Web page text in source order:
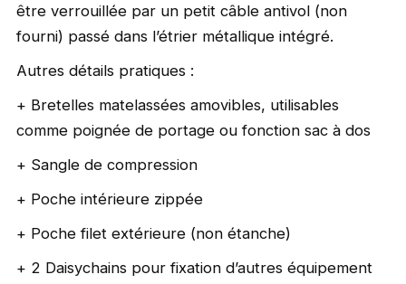
être verrouillée par un petit câble antivol (non
fourni) passé dans l’étrier métallique intégré.
Autres détails pratiques :
+ Bretelles matelassées amovibles, utilisables
comme poignée de portage ou fonction sac à dos
+ Sangle de compression
+ Poche intérieure zippée
+ Poche filet extérieure (non étanche)
+ 2 Daisychains pour fixation d’autres équipement